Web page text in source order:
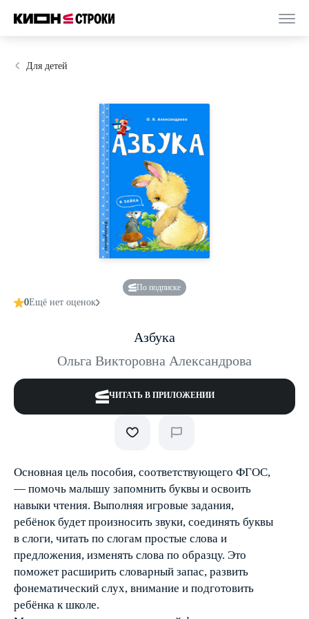
Для детей
По подписке
0Ещё нет оценок
Азбука
Ольга Викторовна Александрова
ЧИТАТЬ В ПРИЛОЖЕНИИ
Основная цель пособия, соответствующего ФГОС,
— помочь малышу запомнить буквы и освоить
навыки чтения. Выполняя игровые задания,
ребёнок будет произносить звуки, соединять буквы
в слоги, читать по слогам простые слова и
предложения, изменять слова по образцу. Это
поможет расширить словарный запас, развить
фонематический слух, внимание и подготовить
ребёнка к школе.